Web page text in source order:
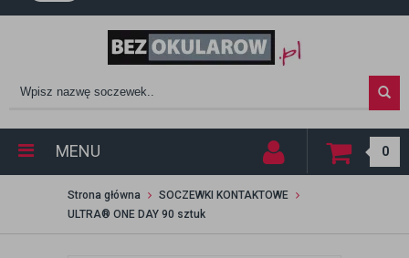
MENU 0
Strona główna
SOCZEWKI KONTAKTOWE
ULTRA® ONE DAY 90 sztuk